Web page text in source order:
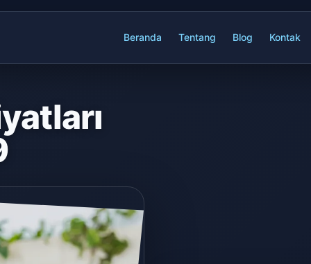
Beranda Tentang Blog Kontak